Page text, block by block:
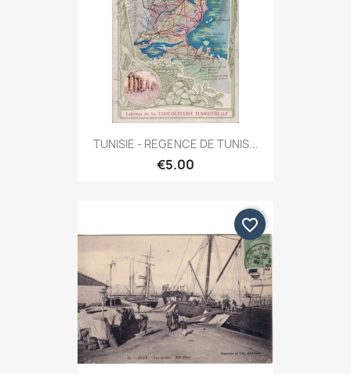
TUNISIE - REGENCE DE TUNIS...
€5.00
favorite_border